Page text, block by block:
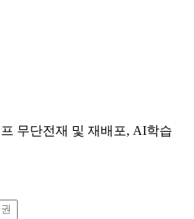
무단전재 및 재배포, AI학습